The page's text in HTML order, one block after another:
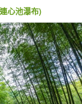
心池瀑布)